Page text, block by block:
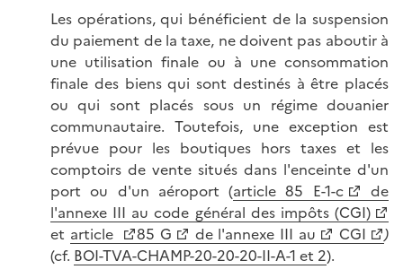
Les opérations, qui bénéficient de la suspension
du paiement de la taxe, ne doivent pas aboutir à
une utilisation finale ou à une consommation
finale des biens qui sont destinés à être placés
ou qui sont placés sous un régime douanier
communautaire. Toutefois, une exception est
prévue pour les boutiques hors taxes et les
comptoirs de vente situés dans l'enceinte d'un
port ou d'un aéroport (article 85 E-1-c
de
l'annexe III au code général des impôts (CGI)
et article 85 G de l'annexe III au CGI
)
(cf. BOI-TVA-CHAMP-20-20-20-II-A-1 et 2).